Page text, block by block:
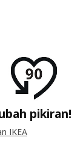
pikiran!
IKEA